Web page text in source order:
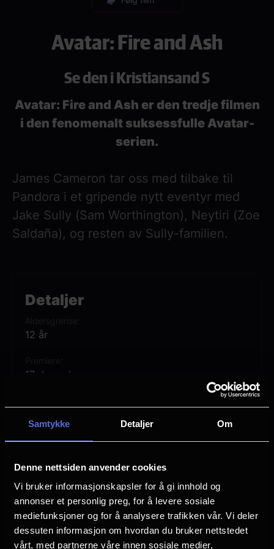
Samtykke Detaljer Om
Denne nettsiden anvender cookies
Vi bruker informasjonskapsler for å gi innhold og
annonser et personlig preg, for å levere sosiale
mediefunksjoner og for å analysere trafikken vår. Vi deler
dessuten informasjon om hvordan du bruker nettstedet
vårt, med partnerne våre innen sosiale medier,
Detaljer
12 år
17 desember
Regi
(834 stemmer 83.01%)
Rollebesetning
Zoe Saldana
Se mer
Avatar: Fire and Ash
Se den i Kristiansand S
Avatar: Fire and Ash er den tredje filmen
i den fenomenalt suksessfulle Avatar-
serien.
James Cameron tar oss med tilbake til
Pandora i et gripende nytt eventyr med
Jake Sully (Sam Worthington), Neytiri (Zoe
Saldaña), og resten av Sully-familien.